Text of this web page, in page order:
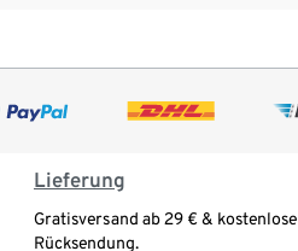
Lieferung
Gratisversand ab 29 € & kostenlose
Rücksendung.